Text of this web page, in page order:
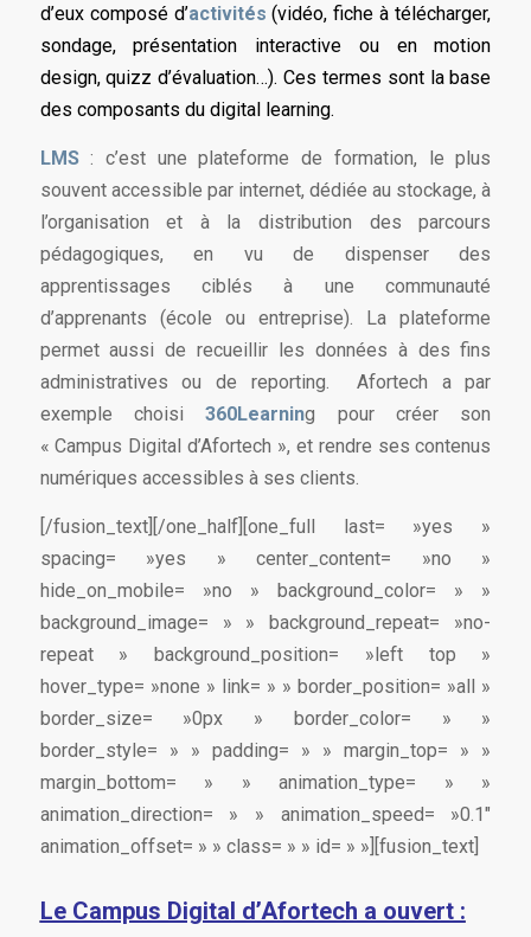
d’eux composé d’activités (vidéo, fiche à télécharger,
sondage, présentation interactive ou en motion
design, quizz d’évaluation…). Ces termes sont la base
des composants du digital learning.
LMS: c’est une plateforme de formation, le plus
souvent accessible par internet, dédiée au stockage, à
l’organisation et à la distribution des parcours
pédagogiques, en vu de dispenser des
apprentissages ciblés à une communauté
d’apprenants (école ou entreprise). La plateforme
permet aussi de recueillir les données à des fins
administratives ou de reporting. Afortech a par
exemple choisi360Learning pour créer son
« Campus Digital d’Afortech », et rendre ses contenus
numériques accessibles à ses clients.
[/fusion_text][/one_half][one_full last= »yes »
spacing= »yes » center_content= »no »
hide_on_mobile= »no » background_color= » »
background_image= » » background_repeat= »no-
repeat » background_position= »left top »
hover_type= »none » link= » » border_position= »all »
border_size= »0px » border_color= » »
border_style= » » padding= » » margin_top= » »
margin_bottom= » » animation_type= » »
animation_direction= » » animation_speed= »0.1″
animation_offset= » » class= » » id= » »][fusion_text]
Le Campus Digital d’Afortech a ouvert :